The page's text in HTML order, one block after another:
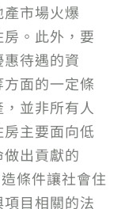
市場火爆
。此外，要
待遇的資
面的一定條
並非所有人
主要面向低
出貢獻的
條件讓社會住
目相關的法